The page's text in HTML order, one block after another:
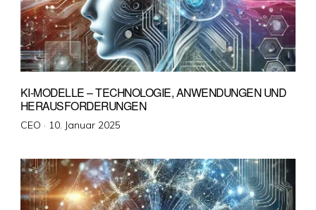
KI-MODELLE – TECHNOLOGIE, ANWENDUNGEN UND
HERAUSFORDERUNGEN
CEO · Veröffentlicht
10. Januar 2025